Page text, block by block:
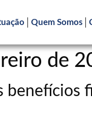
Quem Somos
de
benefícios